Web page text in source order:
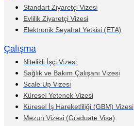
Standart Ziyaretçi Vizesi
Evlilik Ziyaretçi Vizesi
Elektronik Seyahat Yetkisi (ETA)
Çalışma
Nitelikli İşçi Vizesi
Sağlık ve Bakım Çalışanı Vizesi
Scale Up Vizesi
Küresel Yetenek Vizesi
Küresel İş Hareketliliği (GBM) Vizesi
Mezun Vizesi (Graduate Visa)